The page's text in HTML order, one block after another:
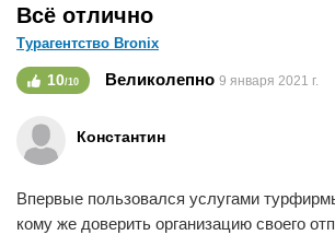
Всё отлично
Турагентство Bronix
10/10 Великолепно 9 января 2021 г.
Константин
Впервые пользовался услугами
кому же доверить организацию своего